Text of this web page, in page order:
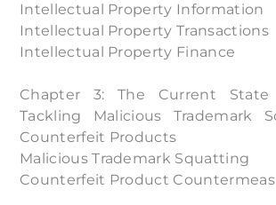
Intellectual Property Information
Intellectual Property Transactions
Intellectual Property Finance
Chapter 3: The Current
Tackling Malicious Trademark
Counterfeit Products
Malicious Trademark Squatting
Counterfeit Product